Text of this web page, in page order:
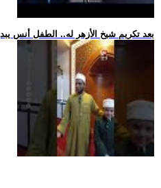
.. بعد تكريم شيخ الأزهر له.. الطفل أنس